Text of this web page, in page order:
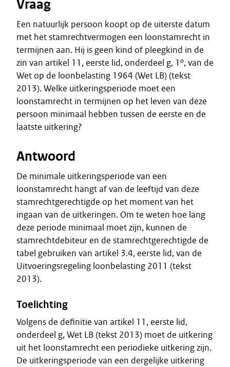
Vraag
Een natuurlijk persoon koopt op de uiterste datum
met het stamrechtvermogen een loonstamrecht in
termijnen aan. Hij is geen kind of pleegkind in de
zin van artikel 11, eerste lid, onderdeel g, 1º, van de
Wet op de loonbelasting 1964 (Wet LB) (tekst
2013). Welke uitkeringsperiode moet een
loonstamrecht in termijnen op het leven van deze
persoon minimaal hebben tussen de eerste en de
laatste uitkering?
Antwoord
De minimale uitkeringsperiode van een
loonstamrecht hangt af van de leeftijd van deze
stamrechtgerechtigde op het moment van het
ingaan van de uitkeringen. Om te weten hoe lang
deze periode minimaal moet zijn, kunnen de
stamrechtdebiteur en de stamrechtgerechtigde de
tabel gebruiken van artikel 3.4, eerste lid, van de
Uitvoeringsregeling loonbelasting 2011 (tekst
2013).
Toelichting
Volgens de definitie van artikel 11, eerste lid,
onderdeel g, Wet LB (tekst 2013) moet de uitkering
uit het loonstamrecht een periodieke uitkering zijn.
De uitkeringsperiode van een dergelijke uitkering